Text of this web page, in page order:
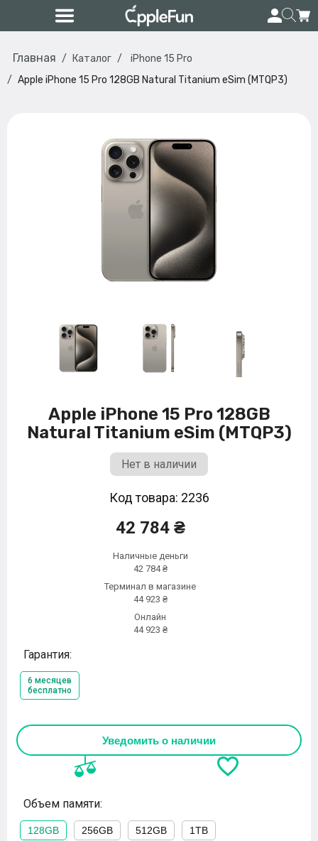
Главная Каталог
iPhone 15 Pro
Apple iPhone 15 Pro 128GB Natural Titanium eSim (MTQP3)
Apple iPhone 15 Pro 128GB
Natural Titanium eSim (MTQP3)
Нет в наличии
Код товара: 2236
42 784 ₴
Наличные деньги
42 784 ₴
Терминал в магазине
44 923 ₴
Онлайн
44 923 ₴
Гарантия:
6 месяцев
бесплатно
Уведомить о наличии
Объем памяти:
128GB 256GB 512GB 1TB